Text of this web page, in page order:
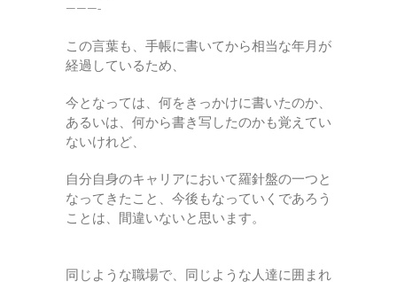
———-
この言葉も、手帳に書いてから相当な年月が
経過しているため、
今となっては、何をきっかけに書いたのか、
あるいは、何から書き写したのかも覚えてい
ないけれど、
自分自身のキャリアにおいて羅針盤の一つと
なってきたこと、今後もなっていくであろう
ことは、間違いないと思います。
同じような職場で、同じような人達に囲まれ